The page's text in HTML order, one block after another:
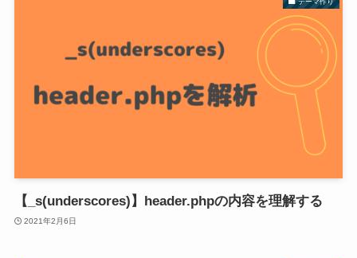
【_s(underscores)】header.phpの内容を理解する
2021年2月6日